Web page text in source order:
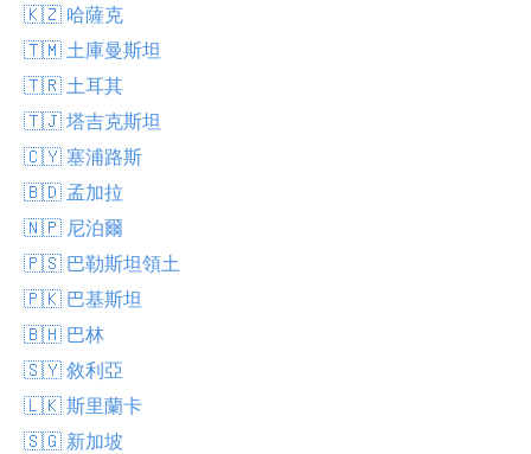
🇰🇿 哈薩克
🇹🇲 土庫曼斯坦
🇹🇷 土耳其
🇹🇯 塔吉克斯坦
🇨🇾 塞浦路斯
🇧🇩 孟加拉
🇳🇵 尼泊爾
🇵🇸 巴勒斯坦領土
🇵🇰 巴基斯坦
🇧🇭 巴林
🇸🇾 敘利亞
🇱🇰 斯里蘭卡
🇸🇬 新加坡